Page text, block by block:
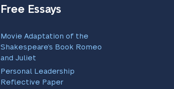
Free Essays
Movie Adaptation of the
Shakespeare’s Book Romeo
and Juliet
Personal Leadership
Reflective Paper